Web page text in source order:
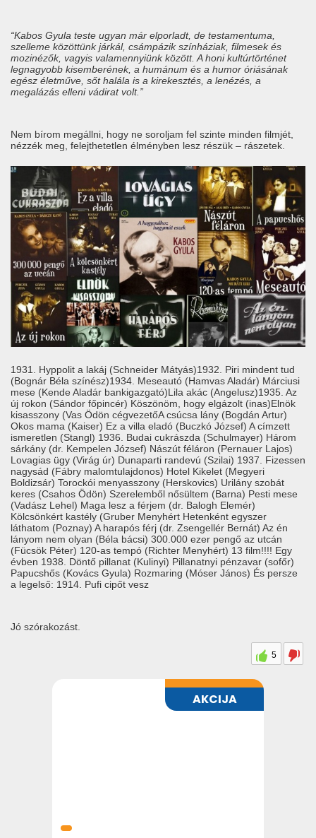
“Kabos Gyula teste ugyan már elporladt, de testamentuma,
szelleme közöttünk járkál, csámpázik színháziak, filmesek és
mozinézők, vagyis valamennyiünk között. A honi kultúrtörténet
legnagyobb kisemberének, a humánum és a humor óriásának
egész életműve, sőt halála is a kirekesztés, a lenézés, a
megalázás elleni vádirat volt.”
Nem bírom megállni, hogy ne soroljam fel szinte minden filmjét,
nézzék meg, felejthetetlen élményben lesz részük – rászetek.
1931. Hyppolit a lakáj (Schneider Mátyás)1932. Piri mindent tud
(Bognár Béla színész)1934. Meseautó (Hamvas Aladár) Márciusi
mese (Kende Aladár bankigazgató)Lila akác (Angelusz)1935. Az
új rokon (Sándor főpincér) Köszönöm, hogy elgázolt (inas)Elnök
kisasszony (Vas Ödön cégvezetőA csúcsa lány (Bogdán Artur)
Okos mama (Kaiser) Ez a villa eladó (Buczkó József) A címzett
ismeretlen (Stangl) 1936. Budai cukrászda (Schulmayer) Három
sárkány (dr. Kempelen József) Nászút féláron (Pernauer Lajos)
Lovagias ügy (Virág úr) Dunaparti randevú (Szilai) 1937. Fizessen
nagysád (Fábry malomtulajdonos) Hotel Kikelet (Megyeri
Boldizsár) Torockói menyasszony (Herskovics) Urilány szobát
keres (Csahos Ödön) Szerelemből nősültem (Barna) Pesti mese
(Vadász Lehel) Maga lesz a férjem (dr. Balogh Elemér)
Kölcsönkért kastély (Gruber Menyhért Hetenként egyszer
láthatom (Poznay) A harapós férj (dr. Zsengellér Bernát) Az én
lányom nem olyan (Béla bácsi) 300.000 ezer pengő az utcán
(Fücsök Péter) 120-as tempó (Richter Menyhért) 13 film!!!! Egy
évben 1938. Döntő pillanat (Kulinyi) Pillanatnyi pénzavar (sofőr)
Papucshős (Kovács Gyula) Rozmaring (Móser János) És persze
a legelső: 1914. Pufi cipőt vesz
Jó szórakozást.
5